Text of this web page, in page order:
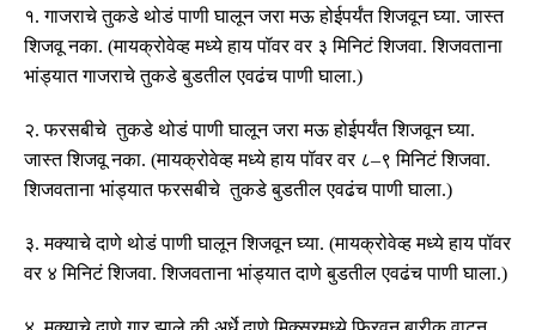
१.गाजराचे तुकडे थोडं पाणी घालून जरा मऊ होईपर्यंत शिजवून घ्या.जास्त
शिजवू नका. (मायक्रोवेव्ह मध्ये हाय पॉवर वर ३ मिनिटं शिजवा.शिजवताना
भांड्यात गाजराचे तुकडे बुडतील एवढंच पाणी घाला.)
२.फरसबीचे तुकडे थोडं पाणी घालून जरा मऊ होईपर्यंत शिजवून घ्या.
जास्त शिजवू नका. (मायक्रोवेव्ह मध्ये हाय पॉवर वर ८–९ मिनिटं शिजवा.
शिजवताना भांड्यात फरसबीचे तुकडे बुडतील एवढंच पाणी घाला.)
३.मक्याचे दाणे थोडं पाणी घालून शिजवून घ्या. (मायक्रोवेव्ह मध्ये हाय पॉवर
वर ४ मिनिटं शिजवा.शिजवताना भांड्यात दाणे बुडतील एवढंच पाणी घाला.)